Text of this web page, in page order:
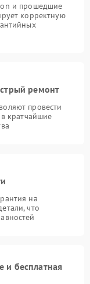
и прошедшие
корректную
ремонт
провести
в кратчайшие
на
что
и бесплатная